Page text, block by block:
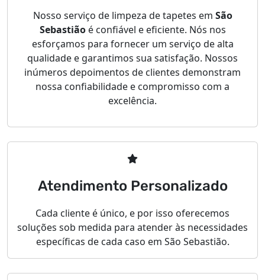
Nosso serviço de limpeza de tapetes em São
Sebastiãoé confiável e eficiente. Nós nos
esforçamos para fornecer um serviço de alta
qualidade e garantimos sua satisfação. Nossos
inúmeros depoimentos de clientes demonstram
nossa confiabilidade e compromisso com a
excelência.
Atendimento Personalizado
Cada cliente é único, e por isso oferecemos
soluções sob medida para atender às necessidades
específicas de cada caso em São Sebastião.